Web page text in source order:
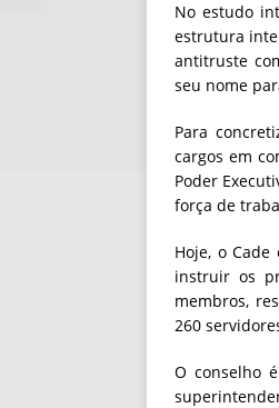
No estudo
estrutura
antitruste
seu nome
Para
cargos em
Poder
força de
Hoje, o
instruir os
membros,
260
O conselho